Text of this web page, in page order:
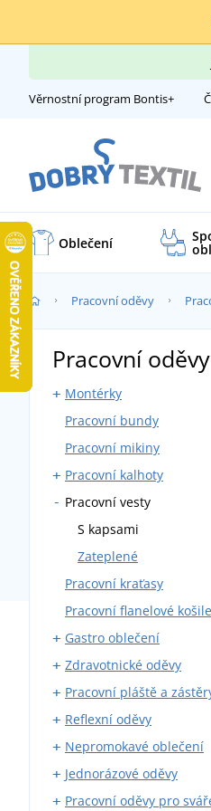
Věrnostní program Bontis+
Oblečení
Pracovní oděvy
Pracovní oděvy
Montérky
Montérky s laclem
Montérky do pasu
Blůzy
Montérkové komplety
Pracovní kombinézy
Zateplené montérky
Pracovní bundy
Pracovní mikiny
Pracovní kalhoty
Kalhoty do pasu
Kalhoty s laclem
Pracovní vesty
S kapsami
Zateplené
Pracovní kraťasy
Pracovní flanelové košile
Gastro oblečení
Pracovní kalhoty
Zástěry
Pláště
Košile a haleny
Kuchařské rondony
Kuchařské čepice
Zdravotnické oděvy
Zdravotnické haleny a
Zdravotnické pláště
Zdravotnické kalhoty
Zdravotnické vesty a
Pracovní pláště a
Kovářské zástěry
Svářečské zástěry
Reflexní oděvy
Reflexní vesty
Reflexní bundy
Reflexní trička
Nepromokavé oblečení
Pláštěnky
Nepromokavé
Jednorázové oděvy
Jednorázové čepice
Pracovní oděvy pro